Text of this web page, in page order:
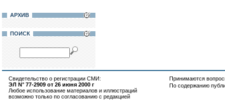
АРХИВ
ПОИСК
Свидетельство о регистрации СМИ:
ЭЛ N° 77-2909 от 26 июня 2000 г
Любое использование материалов и иллюстраций
возможно только по согласованию с редакцией
Принимаются
По содержанию